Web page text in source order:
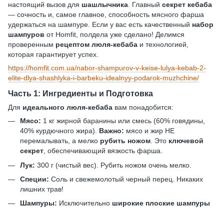
настоящий вызов для шашлычника. Главный секрет кебаба
— сочность и, самое главное, способность мясного фарша
удержаться на шампуре. Если у вас есть качественный набор
шампуров от Homfit, полдела уже сделано! Делимся
проверенным рецептом люля-кебаба и технологией,
которая гарантирует успех.
https://homfit.com.ua/nabor-shampurov-v-keise-lulya-kebab-2-
elite-dlya-shashlyka-i-barbeku-idealnyy-podarok-muzhchine/
Часть 1: Ингредиенты и Подготовка
Для идеального люля-кебаба вам понадобится:
Мясо: 1 кг жирной баранины или смесь (60% говядины,
40% курдючного жира). Важно: мясо и жир НЕ
перемалывать, а мелко рубить ножом . Это ключевой
секрет , обеспечивающий вязкость фарша.
Лук: 300 г (чистый вес). Рубить ножом очень мелко.
Специи: Соль и свежемолотый черный перец. Никаких
лишних трав!
Шампуры: Исключительно широкие плоские шампуры